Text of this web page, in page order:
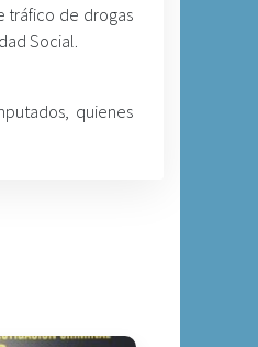
tráfico de drogas
Social.
quienes